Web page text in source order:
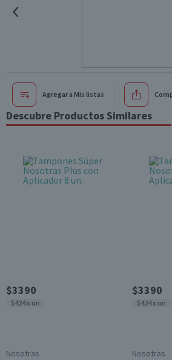
Agregar a Mis listas
Descubre Productos Similares
$3390
$424 x un
Nosotras
$3390
$424 x un
Nosotras